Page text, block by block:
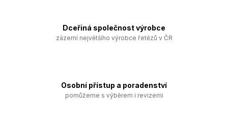
Dceřiná společnost výrobce
zázemí největšího výrobce řetězů v ČR
Osobní přístup a poradenství
pomůžeme s výběrem i revizemi